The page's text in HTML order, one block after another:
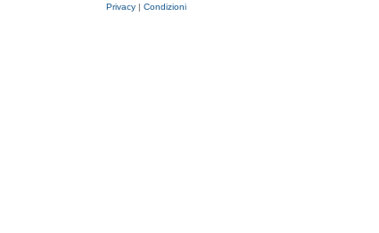
Privacy | Condizioni